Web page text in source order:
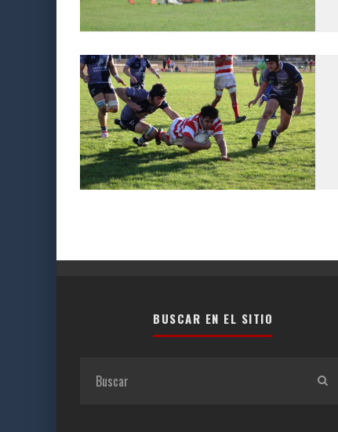
BUSCAR EN EL SITIO